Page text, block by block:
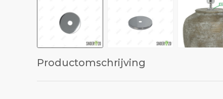
Productomschrijving